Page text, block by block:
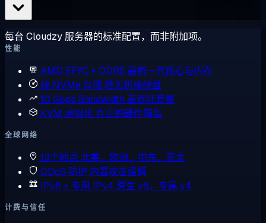
每台 Cloudzy 服务器的标准配置，而非附加项。
性能
AMD EPYC + DDR5 最新一代核心与内存
纯 NVMe 存储绝无机械硬盘
10 Gbps Bandwidth 高吞吐套餐
KVM 虚拟化 真正的硬件隔离
全球网络
13个地点 北美、欧洲、中东、亚太
DDoS 防护 内置攻击缓解
IPv6 + 专用 IPv4 原生 v6，专属 v4
计费与信任